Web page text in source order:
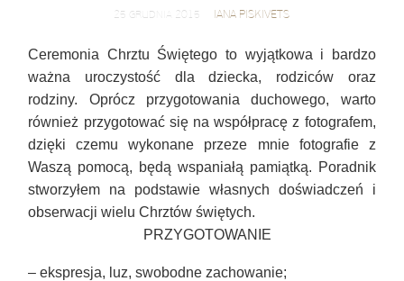
25 GRUDNIA 2015 IANA PISKIVETS
Ceremonia Chrztu Świętego to wyjątkowa i bardzo
ważna uroczystość dla dziecka, rodziców oraz
rodziny. Oprócz przygotowania duchowego, warto
również przygotować się na współpracę z fotografem,
dzięki czemu wykonane przeze mnie fotografie z
Waszą pomocą, będą wspaniałą pamiątką. Poradnik
stworzyłem na podstawie własnych doświadczeń i
obserwacji wielu Chrztów świętych.
PRZYGOTOWANIE
– ekspresja, luz, swobodne zachowanie;